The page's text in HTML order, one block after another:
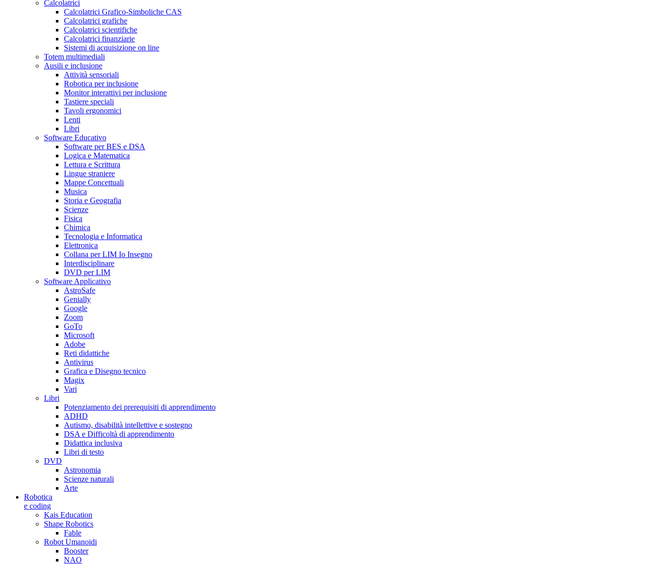
Calcolatrici
Calcolatrici Grafico-Simboliche CAS
Calcolatrici grafiche
Calcolatrici scientifiche
Calcolatrici finanziarie
Sistemi di acquisizione on line
Totem multimediali
Ausili e inclusione
Attività sensoriali
Robotica per inclusione
Monitor interattivi per inclusione
Tastiere speciali
Tavoli ergonomici
Lenti
Libri
Software Educativo
Software per BES e DSA
Logica e Matematica
Lettura e Scrittura
Lingue straniere
Mappe Concettuali
Musica
Storia e Geografia
Scienze
Fisica
Chimica
Tecnologia e Informatica
Elettronica
Collana per LIM Io Insegno
Interdisciplinare
DVD per LIM
Software Applicativo
AstroSafe
Genially
Google
Zoom
GoTo
Microsoft
Adobe
Reti didattiche
Antivirus
Grafica e Disegno tecnico
Magix
Vari
Libri
Potenziamento dei prerequisiti di apprendimento
ADHD
Autismo, disabilità intellettive e sostegno
DSA e Difficoltà di apprendimento
Didattica inclusiva
Libri di testo
DVD
Astronomia
Scienze naturali
Arte
Robotica
e coding
Kais Education
Shape Robotics
Fable
Robot Umanoidi
Booster
NAO